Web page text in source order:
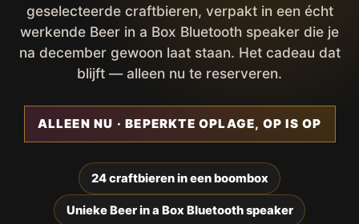
geselecteerde craftbieren, verpakt in een écht
werkende Beer in a Box Bluetooth speaker die je
na december gewoon laat staan. Het cadeau dat
blijft — alleen nu te reserveren.
ALLEEN NU · BEPERKTE OPLAGE, OP IS OP
24 craftbieren in een boombox
Unieke Beer in a Box Bluetooth speaker